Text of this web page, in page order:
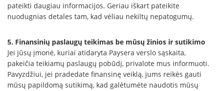
pateikti daugiau informacijos. Geriau iškart pateikite
nuodugnias detales tam, kad vėliau nekiltų nepatogumų.
5. Finansinių paslaugų teikimas be mūsų žinios ir sutikimo
Jei jūsų įmonė, kuriai atidaryta Paysera verslo sąskaita,
pakeičia teikiamų paslaugų pobūdį, privalote mus informuoti.
Pavyzdžiui, jei pradedate finansinę veiklą, jums reikės gauti
mūsų papildomą sutikimą, kad galėtumėte naudotis mūsų